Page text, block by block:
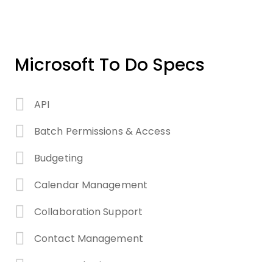
Microsoft To Do Specs
API
Batch Permissions & Access
Budgeting
Calendar Management
Collaboration Support
Contact Management